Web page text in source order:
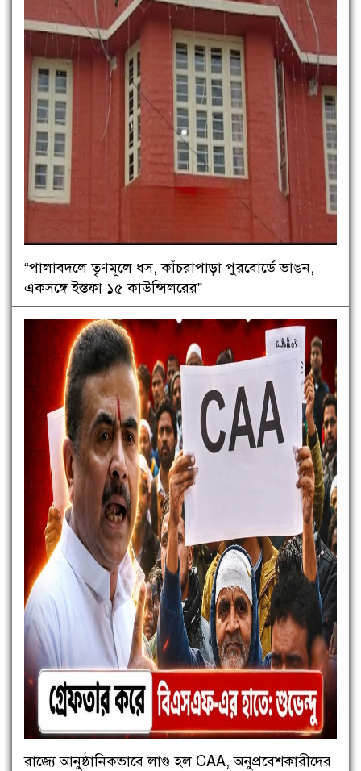
“পালাবদলে তৃণমূলে ধস, কাঁচরাপাড়া পুরবোর্ডে ভাঙন,
একসঙ্গে ইস্তফা ১৫ কাউন্সিলরের”
রাজ্যে আনুষ্ঠানিকভাবে লাগু হল CAA, অনুপ্রবেশকারীদের